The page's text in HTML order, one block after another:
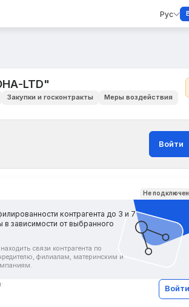
Рус
LTD"
Закупки и госконтракты
Меры воздействия
Войти
Не
контрагента до 3 и 7
в зависимости от выбранного
связи контрагента по
филиалам, материнским и
Войти